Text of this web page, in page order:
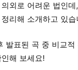
외로 어려운 법인
리해 소개하고 있습
발표된 곡 중 비교
해 보세요!